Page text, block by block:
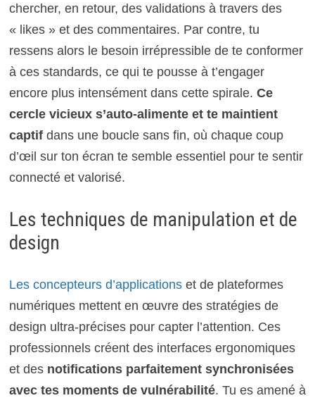
chercher, en retour, des validations à travers des
« likes » et des commentaires. Par contre, tu
ressens alors le besoin irrépressible de te conformer
à ces standards, ce qui te pousse à t’engager
encore plus intensément dans cette spirale. Ce
cercle vicieux s’auto-alimente et te maintient
captifdans une boucle sans fin, où chaque coup
d’œil sur ton écran te semble essentiel pour te sentir
connecté et valorisé.
Les techniques de manipulation et de
design
Les concepteurs d’applicationset de plateformes
numériques mettent en œuvre des stratégies de
design ultra-précises pour capter l’attention. Ces
professionnels créent des interfaces ergonomiques
et des notifications parfaitement synchronisées
avec tes moments de vulnérabilité. Tu es amené à